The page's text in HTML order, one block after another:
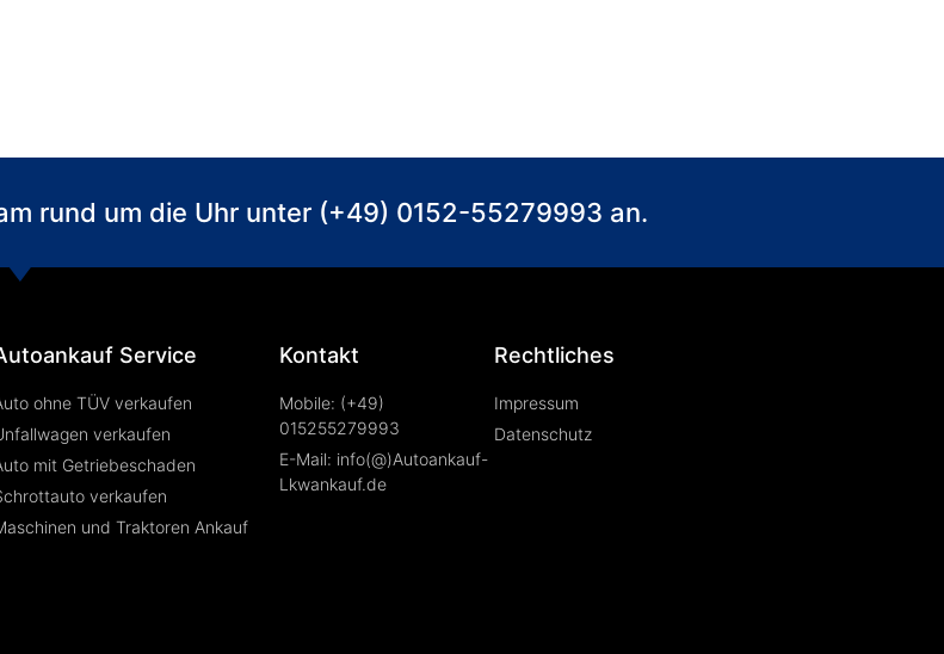
rund um die Uhr unter (+49) 0152-55279993 an.
Service
ohne TÜV verkaufen
verkaufen
mit Getriebeschaden
verkaufen
und Traktoren Ankauf
Kontakt
Mobile: (+49)
015255279993
E-Mail: info(@)Autoankauf-
Lkwankauf.de
Rechtliches
Impressum
Datenschutz